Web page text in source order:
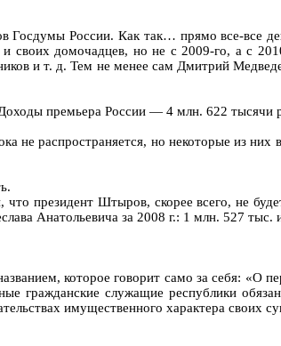
России. Как так… прямо все-все
своих домочадцев, но не с 2009-го, а с
и т. д. Тем не менее сам Дмитрий
премьера России — 4 млн. 622
не распространяется, но некоторые из
президент Штыров, скорее всего, не
Анатольевича за 2008 г.: 1 млн. 527 тыс.
которое говорит само за себя: «О
гражданские служащие республики
имущественного характера своих